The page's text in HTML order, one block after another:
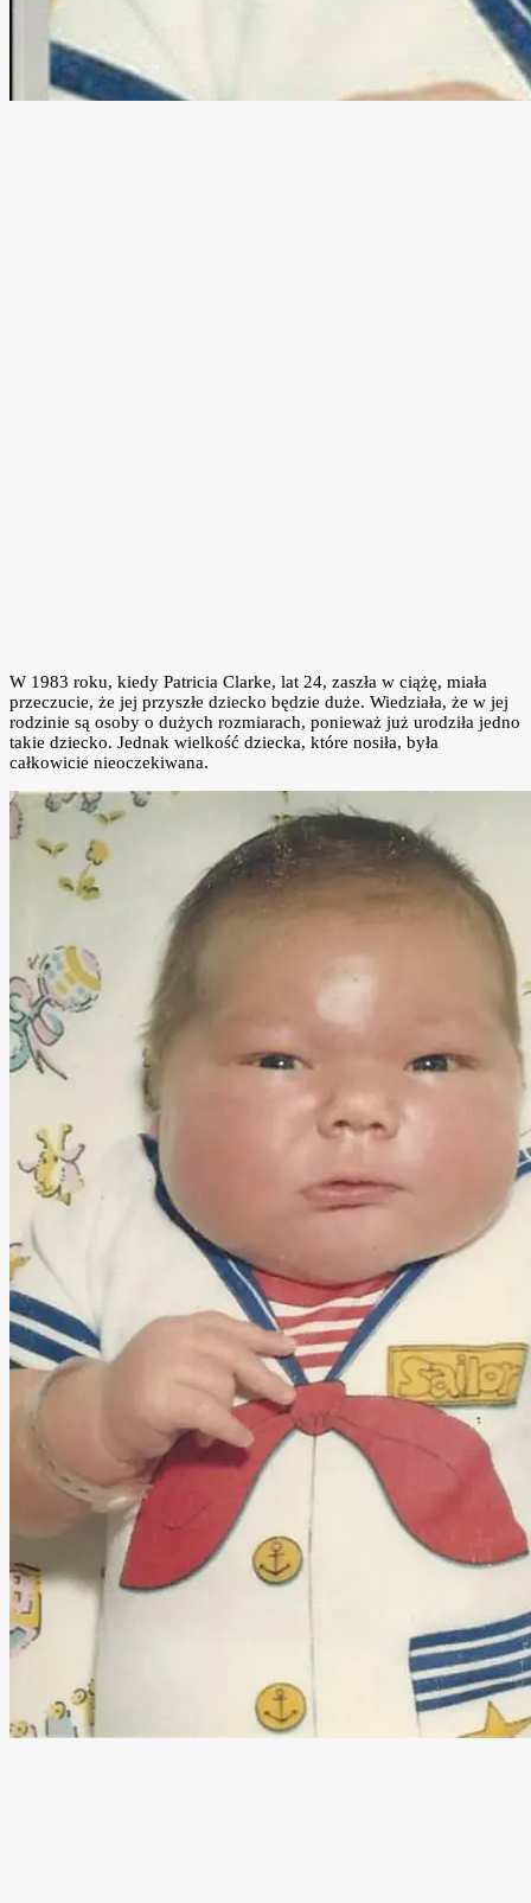
W 1983 roku, kiedy Patricia Clarke, lat 24, zaszła w ciążę, miała
przeczucie, że jej przyszłe dziecko będzie duże. Wiedziała, że w jej
rodzinie są osoby o dużych rozmiarach, ponieważ już urodziła jedno
takie dziecko. Jednak wielkość dziecka, które nosiła, była
całkowicie nieoczekiwana.